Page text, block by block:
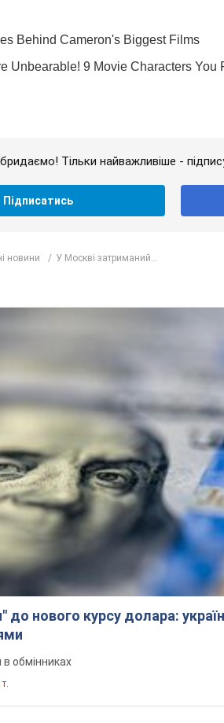
Тільки найважливіше -
Підписатись
новини У Москві затриманий...
до нового курсу долара:
обмінниках